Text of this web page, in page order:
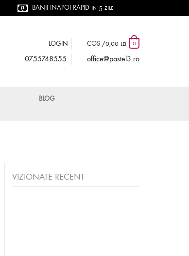
BANII INAPOI RAPID in 5 zile
COS /0,00 lei 0
LOGIN
0755748555 office@pastel3.ro
BLOG
VIZIONATE RECENT